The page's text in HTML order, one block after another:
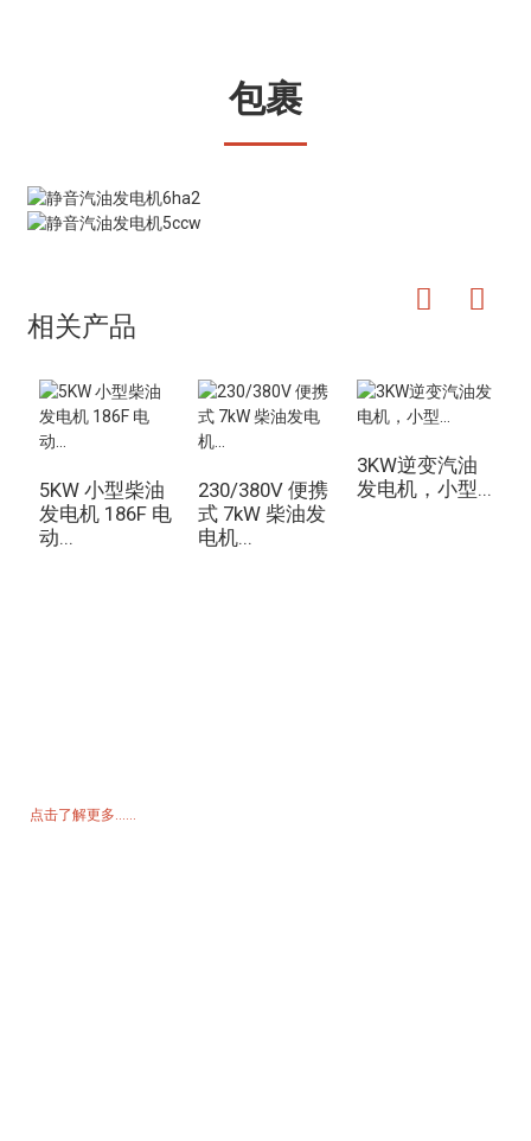
包裹
相关产品
5KW 小型柴油
发电机 186F 电
动...
230/380V 便携
式 7kW 柴油发
电机...
3KW逆变汽油
发电机，小型...
点击了解更多......